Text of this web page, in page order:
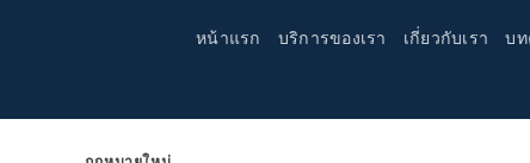
หน้าแรก บริการของเรา เกี่ยวกับเรา บท